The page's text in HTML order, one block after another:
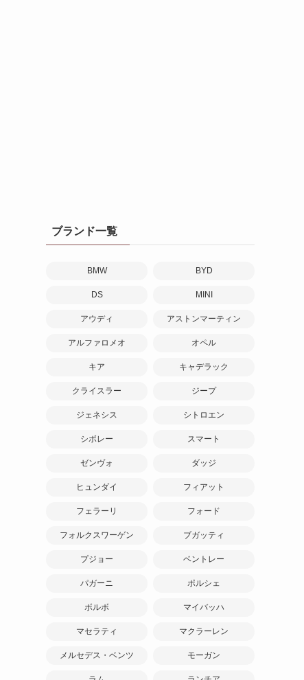
ブランド一覧
BMW BYD
DS MINI
アウディ アストンマーティン
アルファロメオ オペル
キア キャデラック
クライスラー ジープ
ジェネシス シトロエン
シボレー スマート
ゼンヴォ ダッジ
ヒュンダイ フィアット
フェラーリ フォード
フォルクスワーゲン ブガッティ
プジョー ベントレー
パガーニ ポルシェ
ボルボ マイバッハ
マセラティ マクラーレン
メルセデス・ベンツ モーガン